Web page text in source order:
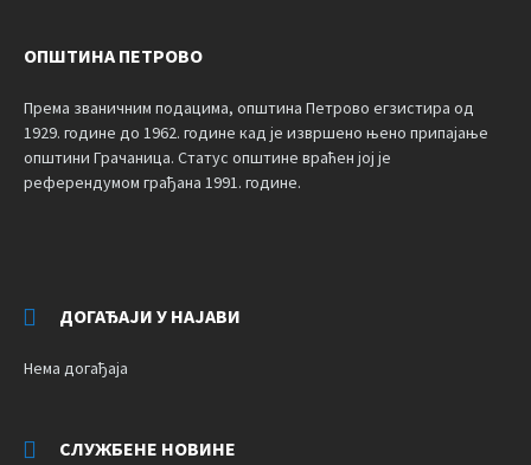
ОПШТИНА ПЕТРОВО
Према званичним подацима, општина Петрово егзистира од
1929. године до 1962. године кад је извршено њено припајање
општини Грачаница. Статус општине враћен јој је
референдумом грађана 1991. године.
ДОГАЂАЈИ У НАЈАВИ
Нема догађаја
СЛУЖБЕНЕ НОВИНЕ